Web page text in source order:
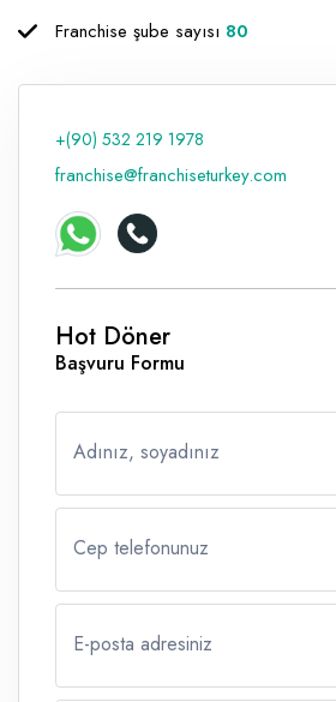
Franchise şube sayısı 80
+(90) 532 219 1978
franchise@franchiseturkey.com
Hot Döner
Başvuru Formu
Adınız, soyadınız
Cep telefonunuz
E-posta adresiniz